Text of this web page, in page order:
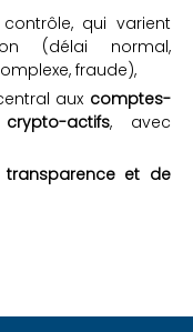
qui varient
(délai normal,
fraude),
aux comptes-
actifs, avec
et de